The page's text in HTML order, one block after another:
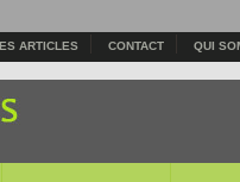
ARTICLES CONTACT QUI